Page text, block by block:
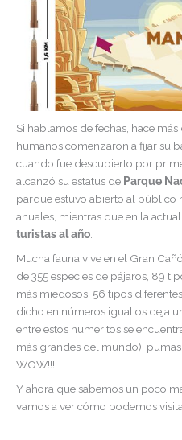
Si hablamos de fechas, hace
humanos comenzaron a fijar su
cuando fue descubierto por
alcanzó su estatus de Parque
parque estuvo abierto al público
anuales, mientras que en la
turistas al año
Mucha fauna vive en el Gran
de 355 especies de pájaros, 89
más miedosos! 56 tipos
dicho en números igual os deja
entre estos numeritos se
más grandes del mundo), pumas
WOW!!!
Y ahora que sabemos un poco
vamos a ver cómo podemos